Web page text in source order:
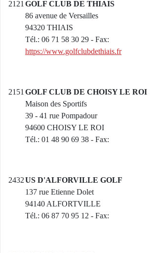
2121 GOLF CLUB DE THIAIS
86 avenue de Versailles
94320 THIAIS
Tél.: 06 71 58 30 29 - Fax:
https://www.golfclubdethiais.fr
2151 GOLF CLUB DE CHOISY LE ROI
Maison des Sportifs
39 - 41 rue Pompadour
94600 CHOISY LE ROI
Tél.: 01 48 90 69 38 - Fax:
2432US D'ALFORVILLE GOLF
137 rue Etienne Dolet
94140 ALFORTVILLE
Tél.: 06 87 70 95 12 - Fax: